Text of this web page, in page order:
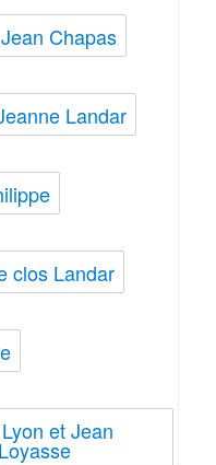
Jean Chapas
Landar
clos Landar
et Jean